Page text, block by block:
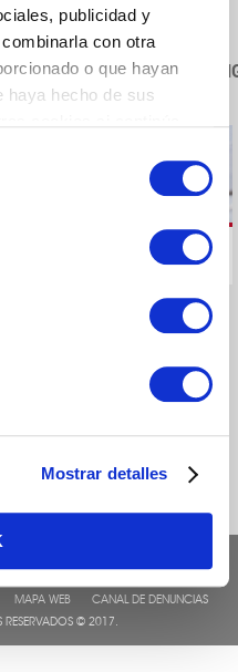
publicidad y
con otra
o que hayan
haya hecho de sus
Mostrar detalles
las438 × 144enHome
MAPA WEB
CANAL DE DENUNCIAS
RESERVADOS © 2017.